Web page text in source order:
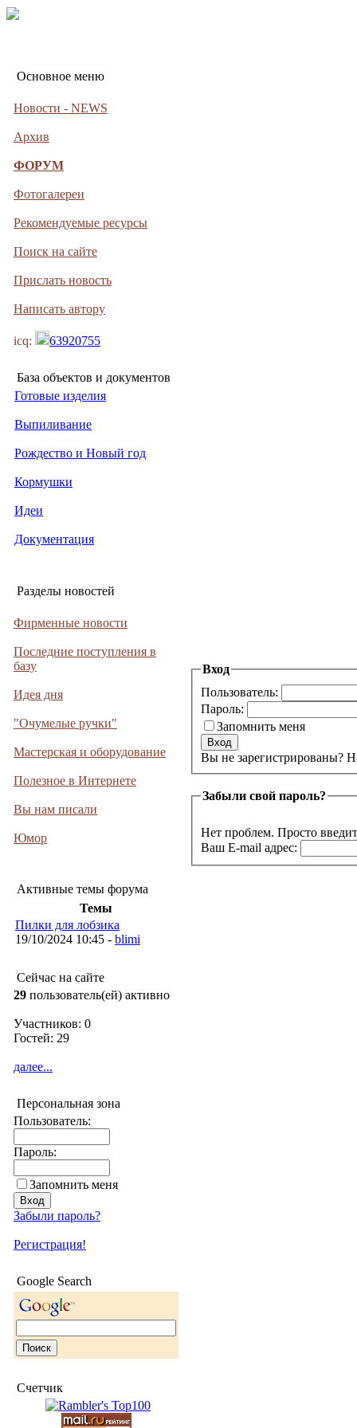
Основное меню
Новости - NEWS
Архив
ФОРУМ
Фотогалереи
Рекомендуемые ресурсы
Поиск на сайте
Прислать новость
Написать автору
icq: 63920755
База объектов и документов
Готовые изделия
Выпиливание
Рождество и Новый год
Кормушки
Идеи
Документация
Разделы новостей
Фирменные новости
Последние поступления в
базу
Идея дня
"Очумелые ручки"
Мастерская и оборудование
Полезное в Интернете
Вы нам писали
Юмор
Активные темы форума
Темы
Пилки для лобзика
19/10/2024 10:45 - blimi
Сейчас на сайте
29 пользователь(ей) активно
Участников: 0
Гостей: 29
далее...
Персональная зона
Пользователь:
Пароль:
Запомнить меня
Забыли пароль?
Регистрация!
Google Search
Счетчик
Вход
Пользователь:
Пароль:
Запомнить меня
Вы не
Забыли свой пароль?
Нет проблем. Просто
Ваш E-mail адрес: